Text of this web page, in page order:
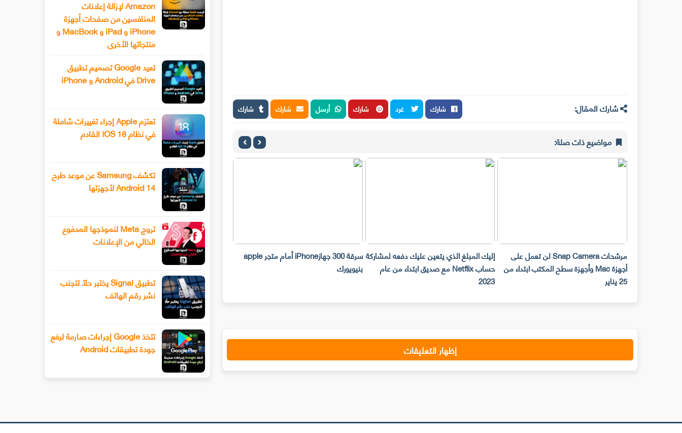
شارك المقال: شارك غرد شارك أرسل شارك شارك
مواضيع ذات صلة:
مرشحات Snap Camera لن تعمل على
أجهزة Mac وأجهزة سطح المكتب ابتداء من
25 يناير
إليك المبلغ الذي يتعين عليك دفعه لمشاركة
حساب Netflix مع صديق ابتداء من عام
2023
سرقة 300 جهازiPhone أمام متجر apple
بنيويورك تليفوتوغرافي
إظهار التعليقات
Amazon لإزالة إعلانات
المنافسين من صفحات أجهزة
iPhone و iPad و MacBook و
منتجاتها الأخرى
تعيد Google تصميم تطبيق
Drive في Android و iPhone
تعتزم Apple إجراء تغييرات شاملة
في نظام IOS 18 القادم
تكشف Samsung عن موعد طرح
Android 14 لأجهزتها
تروج Meta لنموذجها المدفوع
الخالي من الإعلانات
تطبيق Signal يختبر حلًا لتجنب
نشر رقم الهاتف
تتخذ Google إجراءات صارمة لرفع
جودة تطبيقات Android